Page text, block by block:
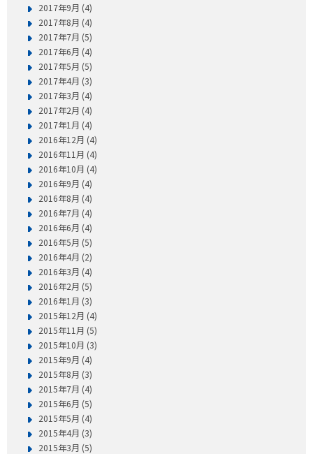
2017年9月 (4)
2017年8月 (4)
2017年7月 (5)
2017年6月 (4)
2017年5月 (5)
2017年4月 (3)
2017年3月 (4)
2017年2月 (4)
2017年1月 (4)
2016年12月 (4)
2016年11月 (4)
2016年10月 (4)
2016年9月 (4)
2016年8月 (4)
2016年7月 (4)
2016年6月 (4)
2016年5月 (5)
2016年4月 (2)
2016年3月 (4)
2016年2月 (5)
2016年1月 (3)
2015年12月 (4)
2015年11月 (5)
2015年10月 (3)
2015年9月 (4)
2015年8月 (3)
2015年7月 (4)
2015年6月 (5)
2015年5月 (4)
2015年4月 (3)
2015年3月 (5)